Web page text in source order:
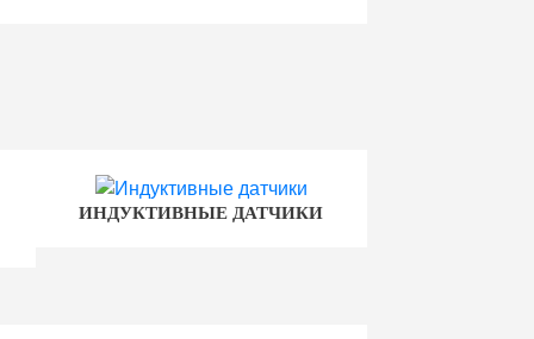
ИНДУКТИВНЫЕ ДАТЧИКИ